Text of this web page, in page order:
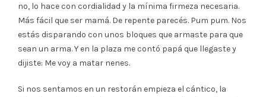
no, lo hace con cordialidad y la mínima firmeza necesaria.
Más fácil que ser mamá. De repente parecés. Pum pum. Nos
estás disparando con unos bloques que armaste para que
sean un arma. Y en la plaza me contó papá que llegaste y
dijiste: Me voy a matar nenes.
Si nos sentamos en un restorán empieza el cántico, la